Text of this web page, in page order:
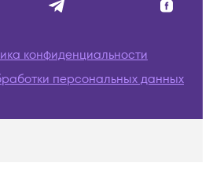
конфиденциальности
персональных данных